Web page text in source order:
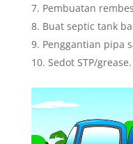
Pembuatan
Buat septic tank
Penggantian pipa
Sedot STP/grease.